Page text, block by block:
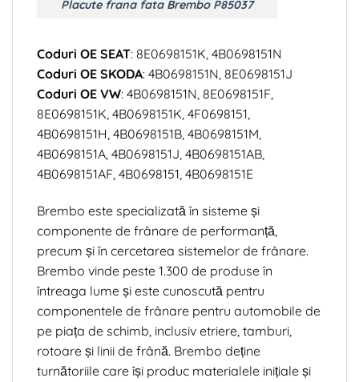
Placute frana fata Brembo P85037
Coduri OE SEAT: 8E0698151K, 4B0698151N
Coduri OE SKODA: 4B0698151N, 8E0698151J
Coduri OE VW: 4B0698151N, 8E0698151F,
8E0698151K, 4B0698151K, 4F0698151,
4B0698151H, 4B0698151B, 4B0698151M,
4B0698151A, 4B0698151J, 4B0698151AB,
4B0698151AF, 4B0698151, 4B0698151E
Brembo este specializată în sisteme și
componente de frânare de performanță,
precum și în cercetarea sistemelor de frânare.
Brembo vinde peste 1.300 de produse în
întreaga lume și este cunoscută pentru
componentele de frânare pentru automobile de
pe piața de schimb, inclusiv etriere, tamburi,
rotoare și linii de frână. Brembo deține
turnătoriile care își produc materialele inițiale și